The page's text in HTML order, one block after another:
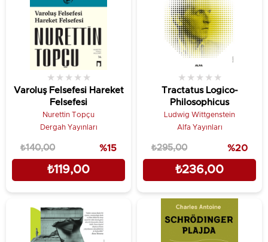
Varoluş Felsefesi Hareket
Felsefesi
★ ★ ★ ★ ★
Nurettin Topçu
Dergah Yayınları
₺119,00
₺140,00 %15
Tractatus Logico-
Philosophicus
★ ★ ★ ★ ★
Ludwig Wittgenstein
Alfa Yayınları
₺236,00
₺295,00 %20